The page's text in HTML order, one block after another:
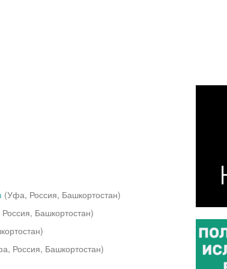
(Уфа, Россия, Башкортостан)
Россия, Башкортостан)
)
, Россия, Башкортостан)